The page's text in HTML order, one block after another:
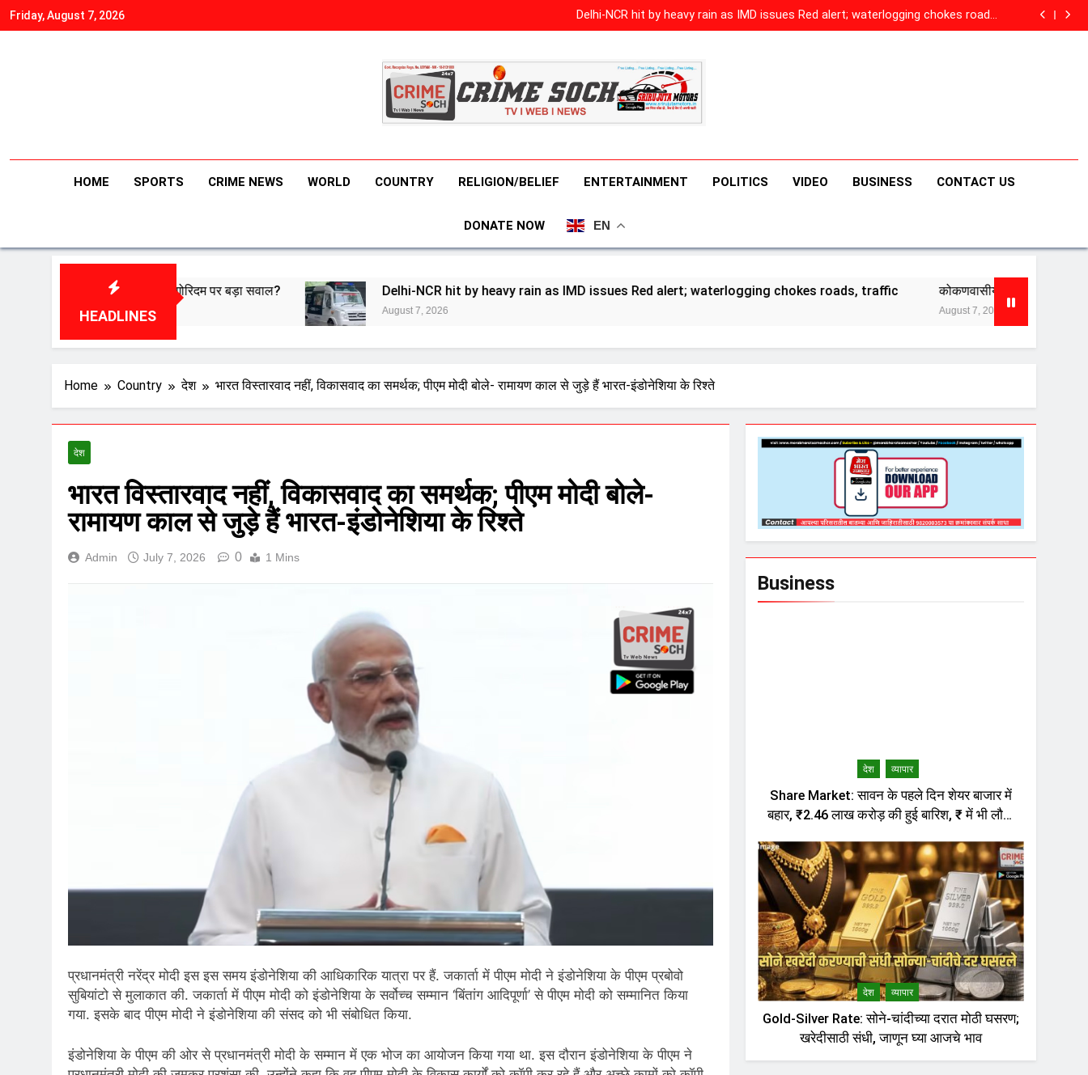
Skip
to
Friday, August 7, 2026
सवाल?
Delhi-NCR hit by heavy rain as IMD issues Red alert; waterlogging chokes roads,
traffic
कोकणवासीयांना राज्य सरकारकडून खुशखबर! गौरी-गणपतीसाठी एसटीच्या जादा बसेस धावणार; कुठून
बढ़ेगी इंफ्लुएंसर्स की Reach और कमाई? Meta की माफी और सरकार की बैठक… एल्गोरिदम पर बड़ा
Delhi-NCR hit by heavy rain as IMD issues Red alert; waterlogging chokes roads,
कोकणवासीयांना राज्य सरकारकडून खुशखबर! गौरी-गणपतीसाठी एसटीच्या जादा बसेस धावणार; कुठून
Mithun Chakraborty Surgery Health: अचानक रुग्णालयात दाखल, तातडीने ऑपरेशन… मिथुन
HOME SPORTS CRIME NEWS WORLD COUNTRY RELIGION/BELIEF ENTERTAINMENT POLITICS VIDEO BUSINESS CONTACT US
DONATE NOW EN
HEADLINES
की बैठक… एल्गोरिदम पर बड़ा सवाल? Delhi-NCR hit by heavy rain as IMD issues Red alert; waterlogging chokes roads, traffic
August 7, 2026
कोकणवासीयांना राज्य सरकारकडून खुशखबर! गौरी-
Home Country देश भारत विस्तारवाद नहीं, विकासवाद का समर्थक; पीएम मोदी बोले- रामायण काल से जुड़े हैं भारत-इंडोनेशिया के रिश्ते
देश
भारत विस्तारवाद नहीं, विकासवाद का समर्थक; पीएम मोदी बोले-
रामायण काल से जुड़े हैं भारत-इंडोनेशिया के रिश्ते
Admin July 7, 2026 0 1 Mins
प्रधानमंत्री नरेंद्र मोदी इस इस समय इंडोनेशिया की आधिकारिक यात्रा पर हैं. जकार्ता में पीएम मोदी ने इंडोनेशिया के पीएम प्रबोवो
सुबियांटो से मुलाकात की. जकार्ता में पीएम मोदी को इंडोनेशिया के सर्वोच्च सम्मान ‘बिंतांग आदिपूर्णा’ से पीएम मोदी को सम्मानित किया
गया. इसके बाद पीएम मोदी ने इंडोनेशिया की संसद को भी संबोधित किया.
इंडोनेशिया के पीएम की ओर से प्रधानमंत्री मोदी के सम्मान में एक भोज का आयोजन किया गया था. इस दौरान इंडोनेशिया के पीएम ने
Business
देश व्यापार
Share Market: सावन के पहले दिन शेयर बाजार में
बहार, ₹2.46 लाख करोड़ की हुई बारिश, ₹ में भी लौटी
देश व्यापार
Gold-Silver Rate: सोने-चांदीच्या दरात मोठी घसरण;
खरेदीसाठी संधी, जाणून घ्या आजचे भाव